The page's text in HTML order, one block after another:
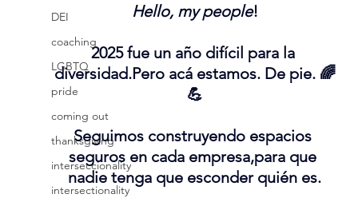
DEI
coaching
LGBTQ
pride
coming out
thanksgiving
interseccionality
intersectionality
Hello, my people!
2025 fue un año difícil para la
diversidad.Pero acá estamos. De pie. 🌈
💪
Seguimos construyendo espacios
seguros en cada empresa,para que
nadie tenga que esconder quién es.